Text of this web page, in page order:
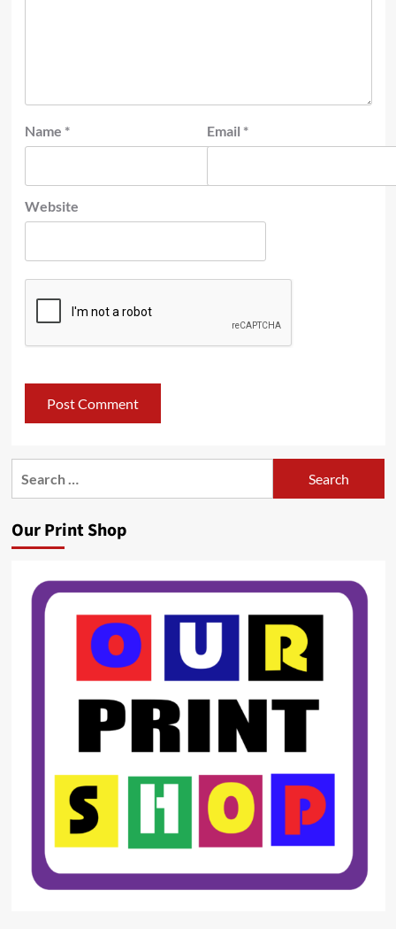
Name * Email *
Website
Our Print Shop